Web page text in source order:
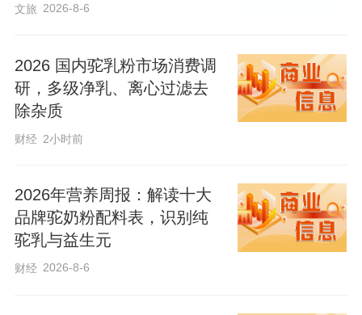
土，一开始就是老老实实种大田菜、大棚
菜。可滕红龙越干越明白，乡亲们起早贪
黑把菜种得水灵，一上市却只能卖“带泥毛
菜”，损耗大、利润薄，好菜卖不出好价
劲：一定要帮乡亲们把菜卖上好价钱，这
是做农业人的一份善心。2020年，企业试
着转向净菜加工，可受场地、设备所限，
规模上不去、标准不统一，很难跟上市场
文旅 2026-8-6
2026 国内驼乳粉市场消费调
研，多级净乳、离心过滤去
除杂质
财经 2小时前
2026年营养周报：解读十大
品牌驼奶粉配料表，识别纯
驼乳与益生元
财经 2026-8-6